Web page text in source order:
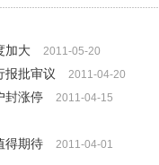
加大
2011-05-20
报批审议 2011-04-20
封涨停 2011-04-15
得期待 2011-04-01